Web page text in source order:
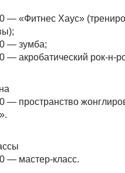
— «Фитнес Хаус»
— зумба;
— акробатический рок-н-
— пространство
— мастер-класс.